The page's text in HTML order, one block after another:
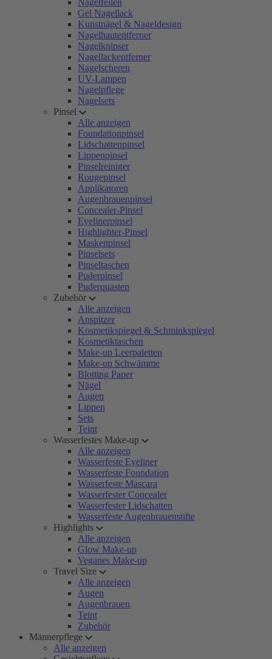
Nagelfeilen
Gel Nagellack
Kunstnägel & Nageldesign
Nagelhautentferner
Nagelknipser
Nagellackentferner
Nagelscheren
UV-Lampen
Nagelpflege
Nagelsets
Pinsel
Alle anzeigen
Foundationpinsel
Lidschattenpinsel
Lippenpinsel
Pinselreiniger
Rougepinsel
Applikatoren
Augenbrauenpinsel
Concealer-Pinsel
Eyelinerpinsel
Highlighter-Pinsel
Maskenpinsel
Pinselsets
Pinseltaschen
Puderpinsel
Puderquasten
Zubehör
Alle anzeigen
Anspitzer
Kosmetikspiegel & Schminkspiegel
Kosmetiktaschen
Make-up Leerpaletten
Make-up Schwämme
Blotting Paper
Nägel
Augen
Lippen
Sets
Teint
Wasserfestes Make-up
Alle anzeigen
Wasserfeste Eyeliner
Wasserfeste Foundation
Wasserfeste Mascara
Wasserfester Concealer
Wasserfester Lidschatten
Wasserfeste Augenbrauenstifte
Highlights
Alle anzeigen
Glow Make-up
Veganes Make-up
Travel Size
Alle anzeigen
Augen
Augenbrauen
Teint
Zubehör
Männerpflege
Alle anzeigen